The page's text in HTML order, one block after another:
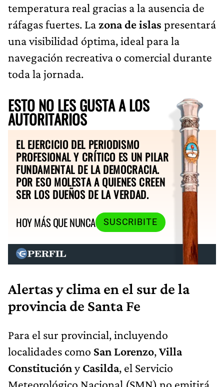
temperatura real gracias a la ausencia de
ráfagas fuertes. La zona de islas presentará
una visibilidad óptima, ideal para la
navegación recreativa o comercial durante
toda la jornada.
ESTO NO LES GUSTA A LOS
AUTORITARIOS
EL EJERCICIO DEL PERIODISMO
PROFESIONAL Y CRÍTICO ES UN PILAR
FUNDAMENTAL DE LA DEMOCRACIA.
POR ESO MOLESTA A QUIENES CREEN
SER LOS DUEÑOS DE LA VERDAD.
HOY MÁS QUE NUNCA
SUSCRIBITE
Alertas y clima en el sur de la
provincia de Santa Fe
Para el sur provincial, incluyendo
localidades como San Lorenzo,Villa
ConstituciónyCasilda, el Servicio